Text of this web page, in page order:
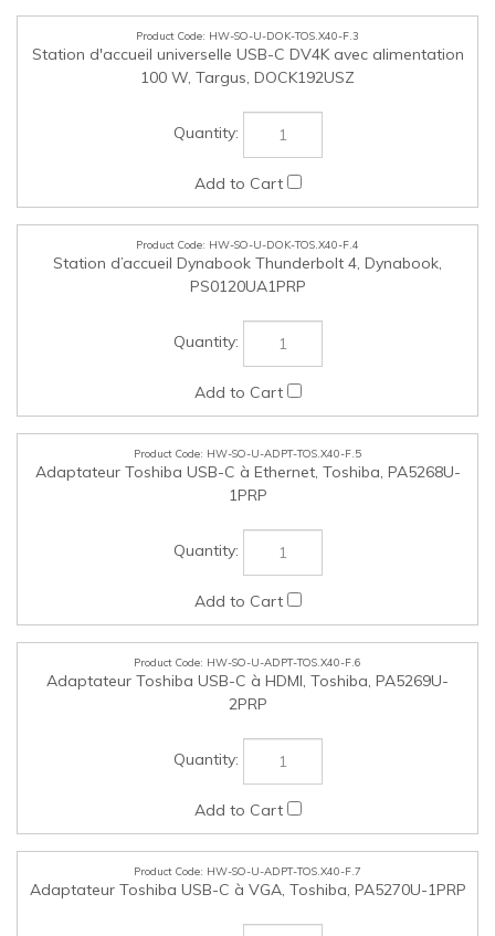
HW-SO-U-DOK-TOS.X40-F.4
Station d’accueil Dynabook Thunderbolt 4, Dynabook,
PS0120UA1PRP
HW-SO-U-ADPT-TOS.X40-F.5
Adaptateur Toshiba USB-C à Ethernet, Toshiba, PA5268U-
1PRP
Adaptateur Toshiba USB-C à HDMI, Toshiba, PA5269U-
2PRP
HW-SO-U-ADPT-TOS.X40-F.7
Adaptateur Toshiba USB-C à VGA, Toshiba, PA5270U-1PRP
HW-SO-U-ADPT-TOS.X40-F.8
Adaptateur de voyage Toshiba USB-C (HDMI-VGA-
Ethernet-USB), Toshiba, PA5272U-3PRP